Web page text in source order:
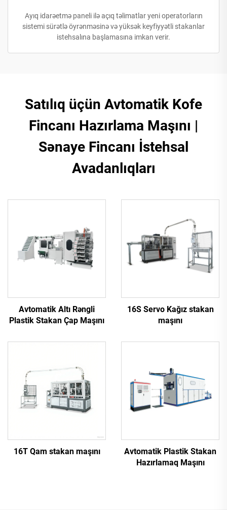
Ayıq idarəetmə paneli ilə açıq təlimatlar yeni operatorların
sistemi sürətlə öyrənməsinə və yüksək keyfiyyətli stakanlar
istehsalına başlamasına imkan verir.
Satılıq üçün Avtomatik Kofe
Fincanı Hazırlama Maşını |
Sənaye Fincanı İstehsal
Avadanlıqları
Avtomatik Altı Rəngli
Plastik Stakan Çap Maşını
16S Servo Kağız stakan
maşını
16T Qam stakan maşını
Avtomatik Plastik Stakan
Hazırlamaq Maşını